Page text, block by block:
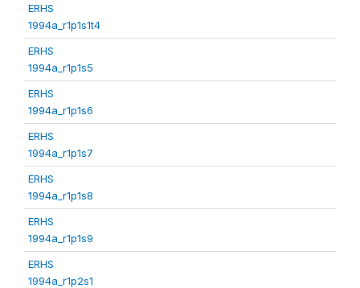
ERHS
1994a_r1p1s1t4
ERHS
1994a_r1p1s5
ERHS
1994a_r1p1s6
ERHS
1994a_r1p1s7
ERHS
1994a_r1p1s8
ERHS
1994a_r1p1s9
ERHS
1994a_r1p2s1